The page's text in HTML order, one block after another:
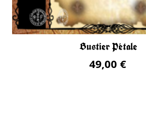
Bustier Pétale
49,00 €